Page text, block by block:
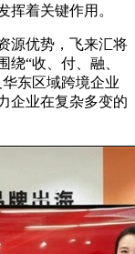
挥着关键作用。
优势，飞来汇将
“收、付、融、
东区域跨境企业
企业在复杂多变的